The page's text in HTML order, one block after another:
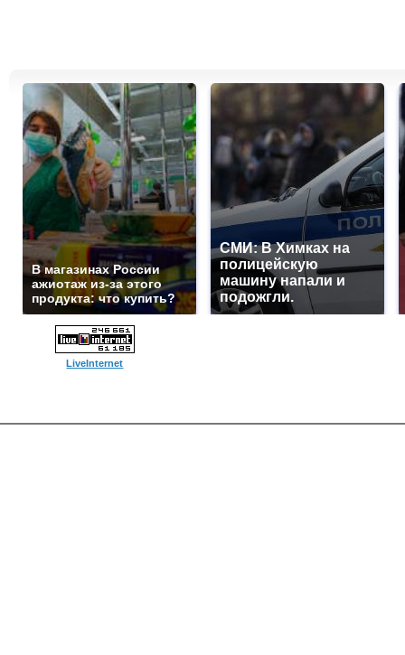
В магазинах России
ажиотаж из-за этого
продукта: что купить?
СМИ: В Химках на
полицейскую
машину напали и
подожгли.
LiveInternet